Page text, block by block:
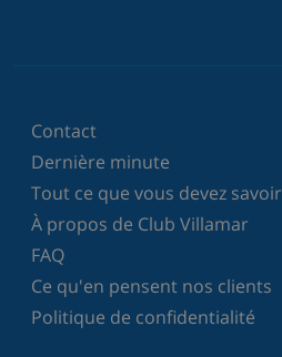
Contact
Dernière minute
Tout ce que vous devez savoir
À propos de Club Villamar
FAQ
Ce qu'en pensent nos clients
Politique de confidentialité